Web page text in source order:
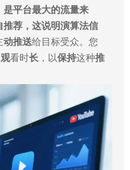
平台最大的流量来
荐，这说明演算法信
动推送给目标受众。您
观看时长，以保持这种推